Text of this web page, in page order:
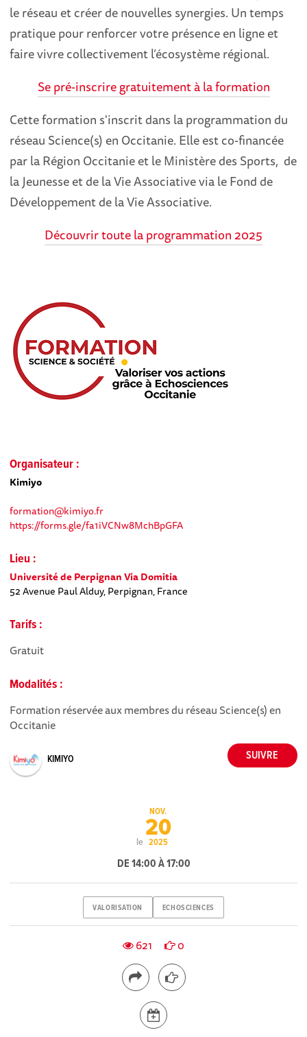
le réseau et créer de nouvelles synergies. Un temps
pratique pour renforcer votre présence en ligne et
faire vivre collectivement l’écosystème régional.
Se pré-inscrire gratuitement à la formation
Cette formation s'inscrit dans la programmation du
réseau Science(s) en Occitanie. Elle est co-financée
par la Région Occitanie et le Ministère des Sports, de
la Jeunesse et de la Vie Associative via le Fond de
Développement de la Vie Associative.
Découvrir toute la programmation 2025
Organisateur :
Kimiyo
formation@kimiyo.fr
https://forms.gle/fa1iVCNw8MchBpGFA
Lieu :
Université de Perpignan Via Domitia
52 Avenue Paul Alduy, Perpignan, France
Tarifs :
Gratuit
Modalités :
Formation réservée aux membres du réseau Science(s) en
Occitanie
KIMIYO
le
NOV.
20
2025
DE 14:00 À 17:00
VALORISATION ECHOSCIENCES
621 0